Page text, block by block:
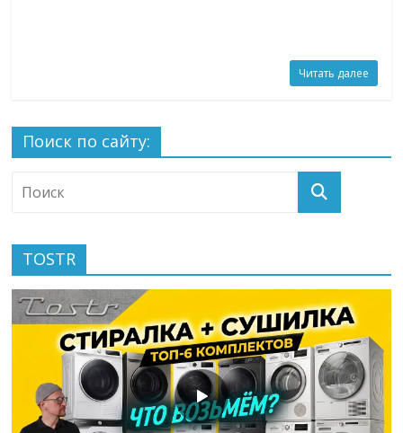
Читать далее
Поиск по сайту:
TOSTR